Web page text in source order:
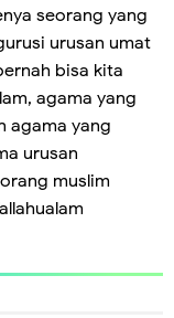
seorang yang
urusan umat
bisa kita
agama yang
agama yang
urusan
muslim